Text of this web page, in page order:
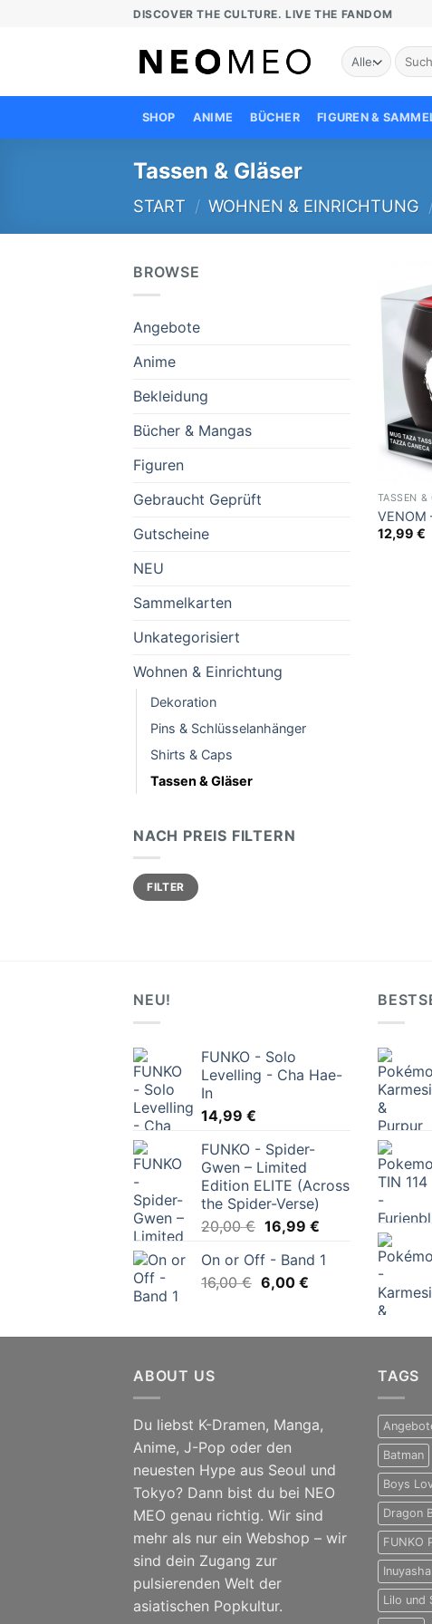
DISCOVER THE CULTURE. LIVE THE FANDOM
Suche
nach:
SHOP ANIME BÜCHER FIGUREN &
Tassen & Gläser
START / WOHNEN & EINRICHTUNG
BROWSE
Angebote
Anime
Bekleidung
Bücher & Mangas
Figuren
Gebraucht Geprüft
Gutscheine
NEU
Sammelkarten
Unkategorisiert
Wohnen & Einrichtung
Dekoration
Pins & Schlüsselanhänger
Shirts & Caps
Tassen & Gläser
NACH PREIS FILTERN
Min.
Preis
Max.
PreisFILTER
TASSEN &
VENOM
12,99 €
NEU!
FUNKO - Solo
Levelling - Cha Hae-
In
14,99 €
FUNKO - Spider-
Gwen – Limited
Edition ELITE (Across
the Spider-Verse)
20,00€ Ursprünglicher
war:
20,00 €
16,99 €Aktueller
ist:
On or Off - Band 1
16,00€ Ursprünglicher
16,00 €
6,00 €Aktueller
6,00 €.
ABOUT US
Du liebst K-Dramen, Manga,
Anime, J-Pop oder den
neuesten Hype aus Seoul und
Tokyo? Dann bist du bei NEO
MEO genau richtig. Wir sind
mehr als nur ein Webshop – wir
sind dein Zugang zur
pulsierenden Welt der
asiatischen Popkultur.
TAGS
Batman
Boys
Dragon
FUNKO
Inuyasha
Lilo und